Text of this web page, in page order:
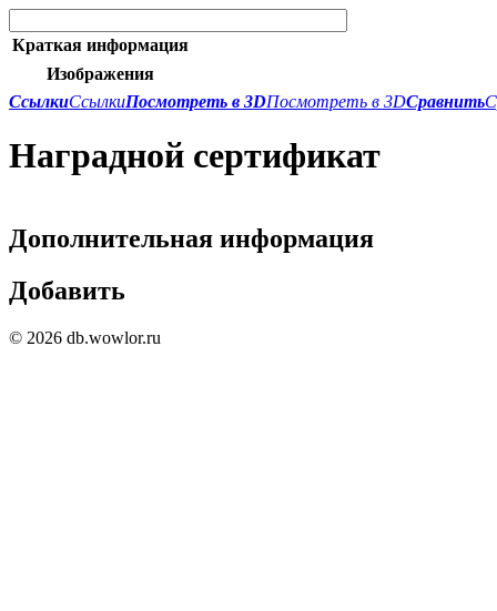
Краткая информация
Изображения
СсылкиСсылкиПосмотреть в 3DПосмотреть в 3DСравнить
Наградной сертификат
Дополнительная информация
Добавить
© 2026 db.wowlor.ru